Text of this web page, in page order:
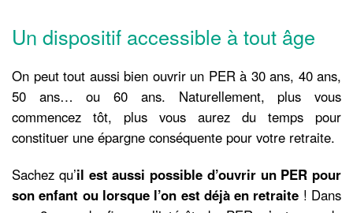
Un dispositif accessible à tout âge
On peut tout aussi bien ouvrir un PER à 30 ans, 40 ans,
50 ans… ou 60 ans. Naturellement, plus vous
commencez tôt, plus vous aurez du temps pour
constituer une épargne conséquente pour votre retraite.
Sachez qu’il est aussi possible d’ouvrir un PER pour
son enfant ou lorsque l’on est déjà en retraite ! Dans